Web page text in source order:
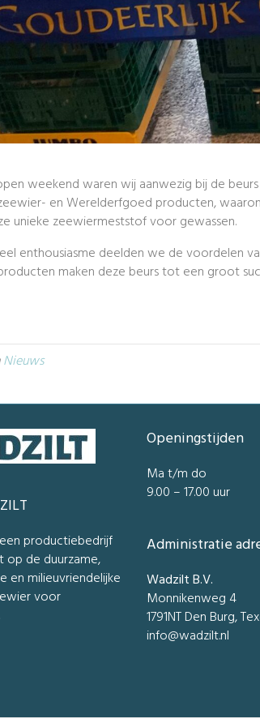
weekend waren wij aanwezig bij de
en Werelderfgoed producten,
unieke zeewiermeststof voor gewassen.
enthousiasme deelden we de voordelen
maken deze beurs tot een groot
Nieuws
productiebedrijf
op de duurzame,
en milieuvriendelijke
voor
Openingstijden
Ma t/m do
9.00 – 17.00 uur
Administratie
Wadzilt B.V.
Monnikenweg 4
1791NT Den Burg,
info@wadzilt.nl